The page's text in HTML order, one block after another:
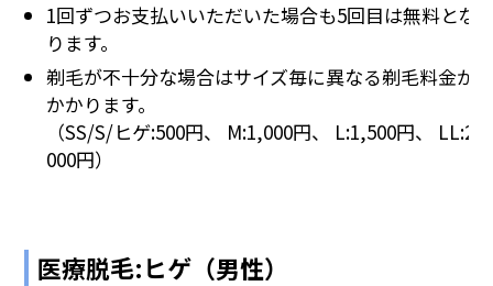
1回ずつお支払いいただいた場合も5回目は無料とな
ります。
剃毛が不十分な場合はサイズ毎に異なる剃毛料金が
かかります。
（SS/S/ヒゲ:500円、 M:1,000円、 L:1,500円、 LL:2,
000円）
医療脱毛:ヒゲ（男性）